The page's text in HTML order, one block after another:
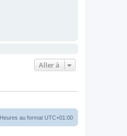
Aller à
Heures au format UTC+01:00